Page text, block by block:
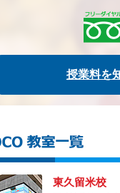
授業料を
東久留米校